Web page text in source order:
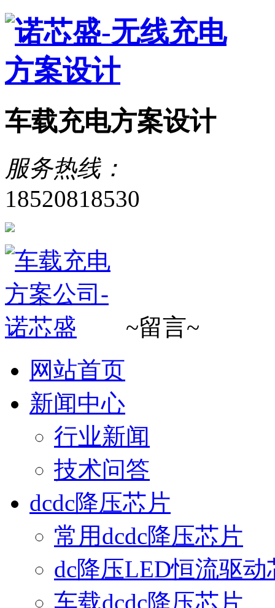
车载充电方案设计
服务热线：
18520818530
~留言~
网站首页
新闻中心
行业新闻
技术问答
dcdc降压芯片
常用dcdc降压芯片
dc降压LED恒流驱动
车载dcdc降压芯片